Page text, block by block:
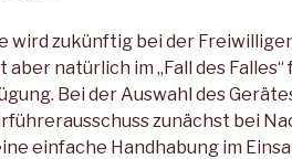
wird zukünftig bei der
aber natürlich im „Fall des
Bei der Auswahl des
zunächst bei
einfache Handhabung im